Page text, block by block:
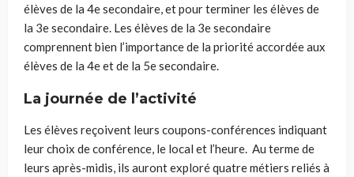
élèves de la 4esecondaire, et pour terminer les élèves de
la 3esecondaire. Les élèves de la 3esecondaire
comprennent bien l’importance de la prioritéaccordéeaux
élèves de la 4eetde la 5esecondaire.
La journée de l’activité
Les élèves reçoivent leurs coupons-conférences indiquant
leur choix de conférence, le local et l’heure. Au terme de
leurs après-midis, ils auront exploré quatre métiers reliés à